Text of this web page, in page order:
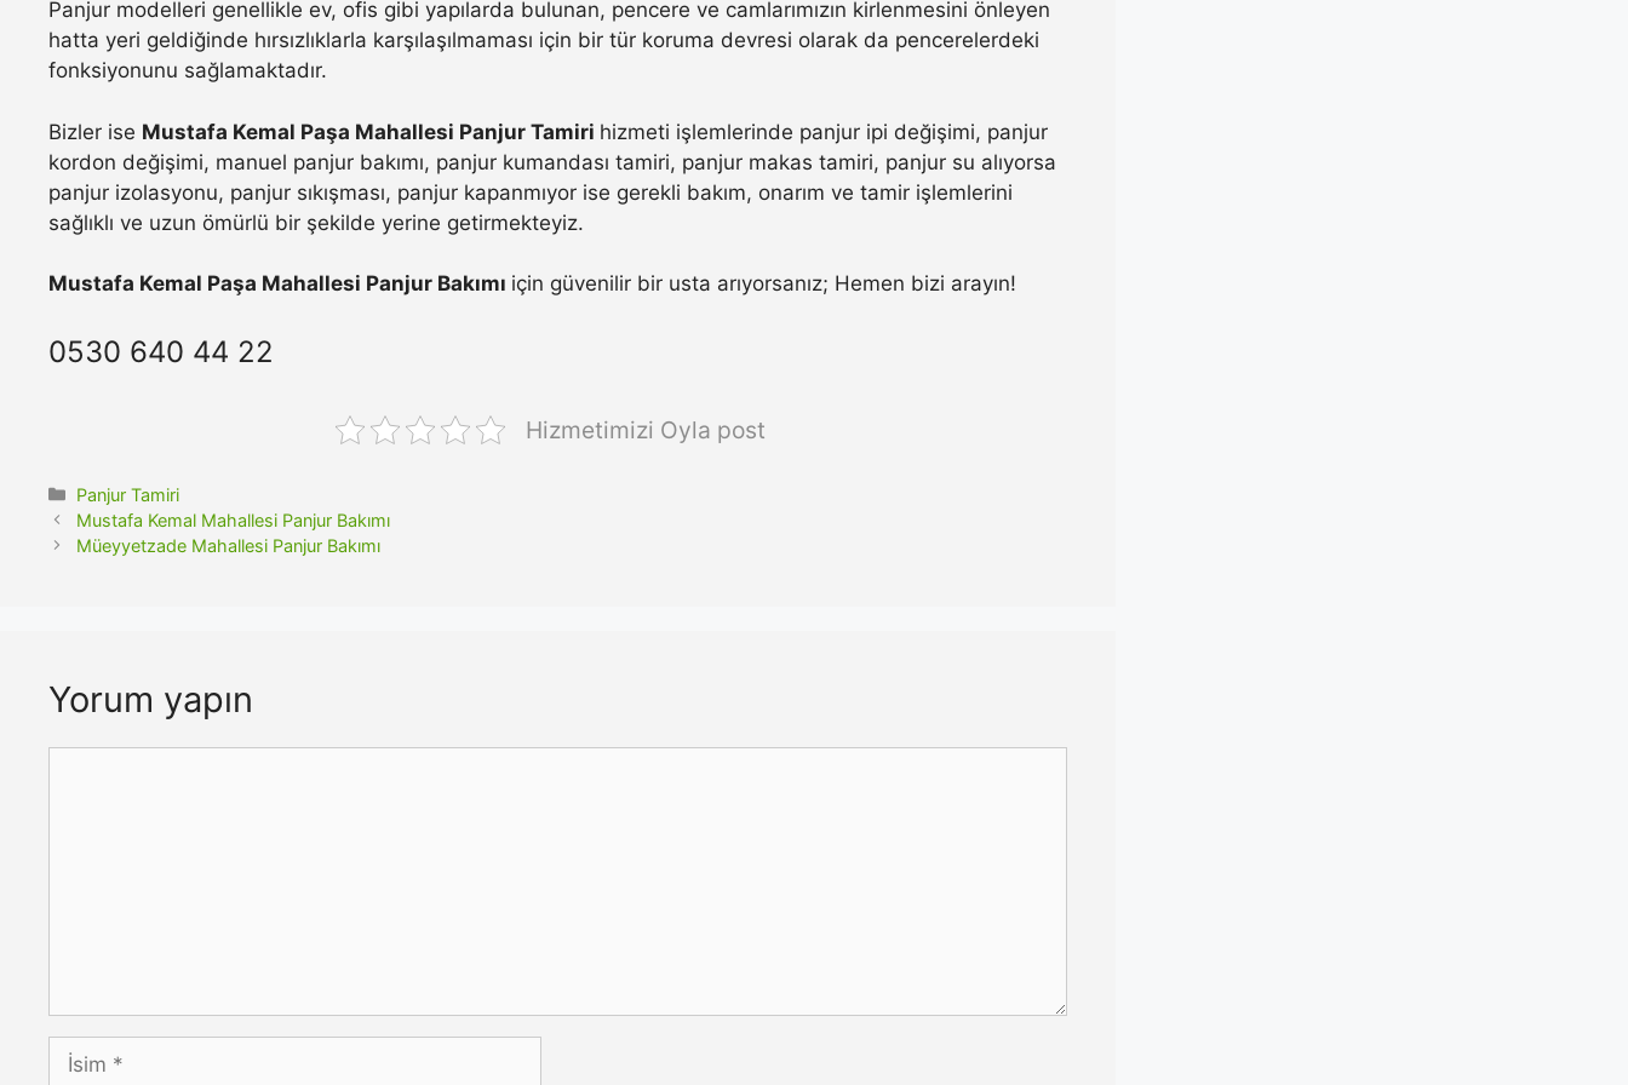
Panjur modelleri genellikle ev, ofis gibi yapılarda bulunan, pencere ve camlarımızın kirlenmesini önleyen
hatta yeri geldiğinde hırsızlıklarla karşılaşılmaması için bir tür koruma devresi olarak da pencerelerdeki
fonksiyonunu sağlamaktadır.
Bizler ise Mustafa Kemal Paşa Mahallesi Panjur Tamiri hizmeti işlemlerinde panjur ipi değişimi, panjur
kordon değişimi, manuel panjur bakımı, panjur kumandası tamiri, panjur makas tamiri, panjur su alıyorsa
panjur izolasyonu, panjur sıkışması, panjur kapanmıyor ise gerekli bakım, onarım ve tamir işlemlerini
sağlıklı ve uzun ömürlü bir şekilde yerine getirmekteyiz.
Mustafa Kemal Paşa Mahallesi Panjur Bakımı için güvenilir bir usta arıyorsanız; Hemen bizi arayın!
0530 640 44 22
Hizmetimizi Oyla post
Kategoriler
Panjur Tamiri
Mustafa Kemal Mahallesi Panjur Bakımı
Müeyyetzade Mahallesi Panjur Bakımı
Yorum yapın
İsim